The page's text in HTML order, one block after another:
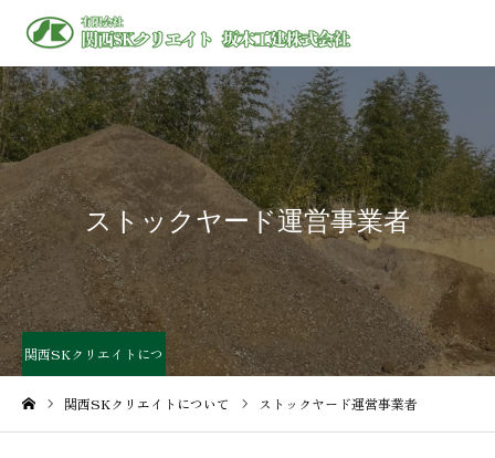
ストックヤード運営事業者
関西SKクリエイトにつ
いて
関西SKクリエイトについて ストックヤード運営事業者